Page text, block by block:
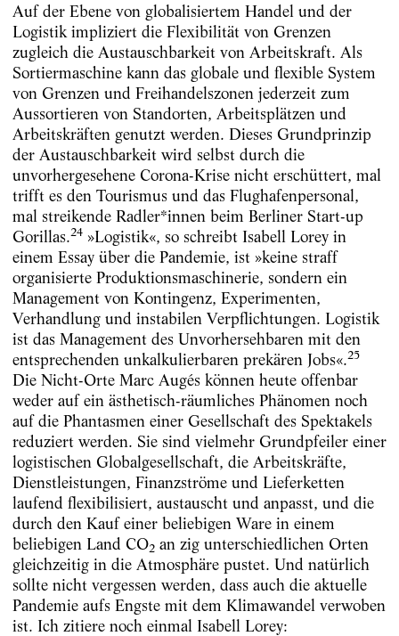
Auf der Ebene von globalisiertem Handel und der
Logistik impliziert die Flexibilität von Grenzen
zugleich die Austauschbarkeit von Arbeitskraft. Als
Sortiermaschine kann das globale und flexible System
von Grenzen und Freihandelszonen jederzeit zum
Aussortieren von Standorten, Arbeitsplätzen und
Arbeitskräften genutzt werden. Dieses Grundprinzip
der Austauschbarkeit wird selbst durch die
unvorhergesehene Corona-Krise nicht erschüttert, mal
trifft es den Tourismus und das Flughafenpersonal,
mal streikende Radler*innen beim Berliner Start-up
Gorillas.24»Logistik«, so schreibt Isabell Lorey in
einem Essay über die Pandemie, ist »keine straff
organisierte Produktionsmaschinerie, sondern ein
Management von Kontingenz, Experimenten,
Verhandlung und instabilen Verpflichtungen. Logistik
ist das Management des Unvorhersehbaren mit den
entsprechenden unkalkulierbaren prekären Jobs«.25
Die Nicht-Orte Marc Augés können heute offenbar
weder auf ein ästhetisch-räumliches Phänomen noch
auf die Phantasmen einer Gesellschaft des Spektakels
reduziert werden. Sie sind vielmehr Grundpfeiler einer
logistischen Globalgesellschaft, die Arbeitskräfte,
Dienstleistungen, Finanzströme und Lieferketten
laufend flexibilisiert, austauscht und anpasst, und die
durch den Kauf einer beliebigen Ware in einem
beliebigen Land CO2an zig unterschiedlichen Orten
gleichzeitig in die Atmosphäre pustet. Und natürlich
sollte nicht vergessen werden, dass auch die aktuelle
Pandemie aufs Engste mit dem Klimawandel verwoben
ist. Ich zitiere noch einmal Isabell Lorey: